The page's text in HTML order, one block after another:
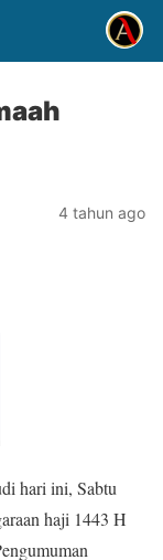
4 tahun ago
hari ini, Sabtu
haji 1443 H